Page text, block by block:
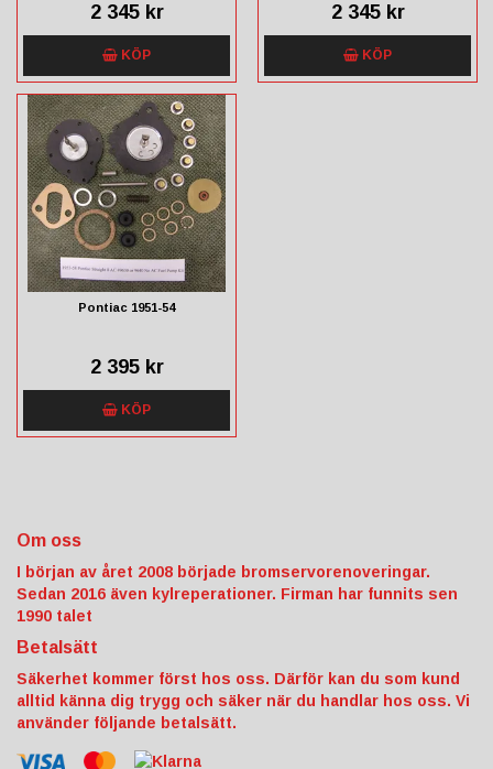
2 345 kr
KÖP
2 345 kr
KÖP
Pontiac 1951-54
2 395 kr
KÖP
Om oss
I början av året 2008 började bromservorenoveringar.
Sedan 2016 även kylreperationer. Firman har funnits sen
1990 talet
Betalsätt
Säkerhet kommer först hos oss. Därför kan du som kund
alltid känna dig trygg och säker när du handlar hos oss. Vi
använder följande betalsätt.